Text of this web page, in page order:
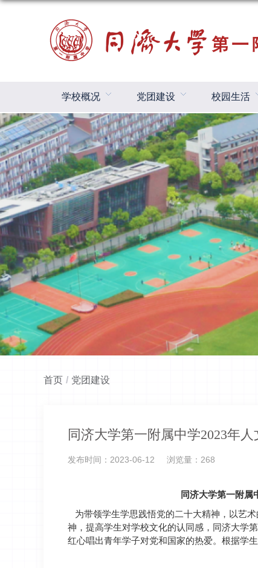
学校概况 党团建设 校园生活
首页 / 党团建设
同济大学第一附属中学2023年
发布时间：2023-06-12 浏览量： 268
同济大学第一附属
为带领学生学思践悟党的二十大精神，以艺
神，提高学生对学校文化的认同感，同济大学
红心唱出青年学子对党和国家的热爱。根据学